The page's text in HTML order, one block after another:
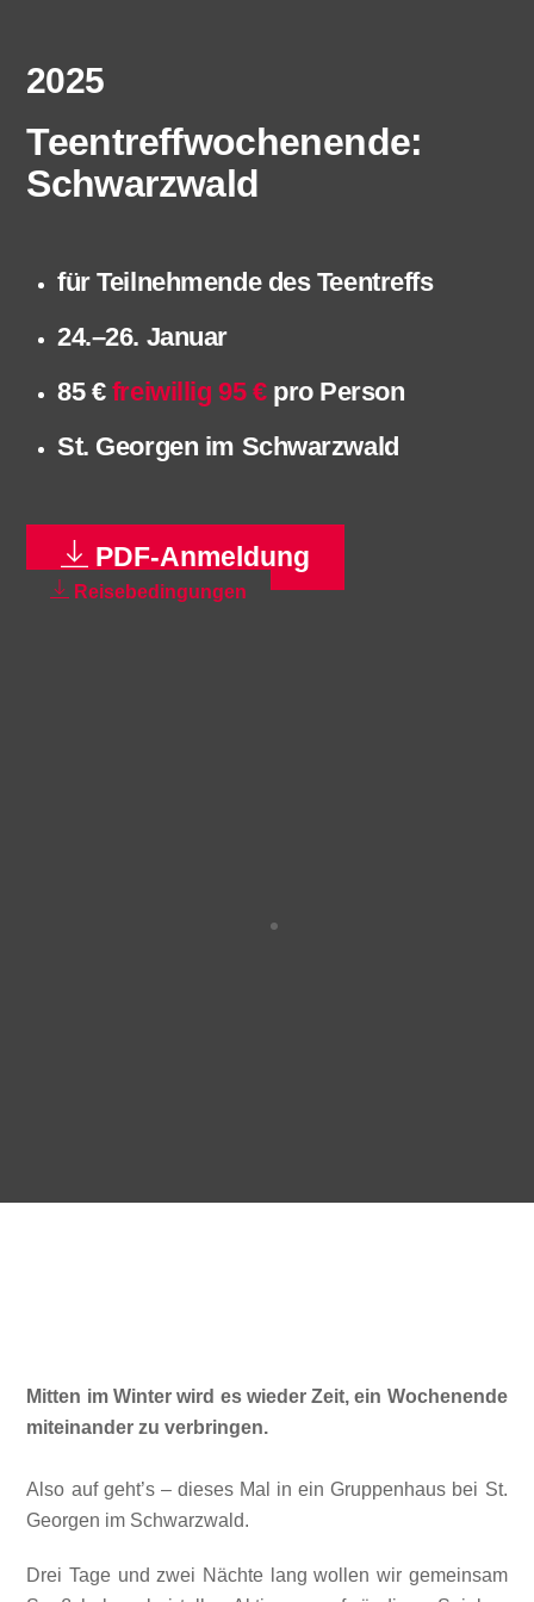
2025
Teentreffwochenende:
Schwarzwald
für Teilnehmende des Teentreffs
24.–26. Januar
85 € freiwillig 95 €pro Person
St. Georgen im Schwarzwald
PDF-Anmeldung
Reisebedingungen
Mitten im Winter wird es wieder Zeit, ein Wochenende
miteinander zu verbringen.
Also auf geht’s – dieses Mal in ein Gruppenhaus bei St.
Georgen im Schwarzwald.
Drei Tage und zwei Nächte lang wollen wir gemeinsam